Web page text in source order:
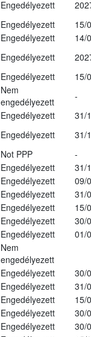
Engedélyezett
Engedélyezett
15/
Engedélyezett
14/
Engedélyezett
Engedélyezett
15/
Nem
engedélyezett
-
Engedélyezett
31/
Engedélyezett
31/
Not PPP
-
Engedélyezett
31/
Engedélyezett
09/
Engedélyezett
31/
Engedélyezett
15/
Engedélyezett
30/
Engedélyezett
01/
Nem
engedélyezett
Engedélyezett
30/
Engedélyezett
31/
Engedélyezett
15/
Engedélyezett
30/
Engedélyezett
30/